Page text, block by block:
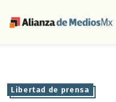
Libertad de prensa